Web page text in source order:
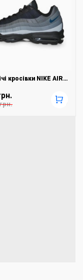
Чоловічі кросівки NIKE AIR MAX 95 ULTRA BV1984-001
+